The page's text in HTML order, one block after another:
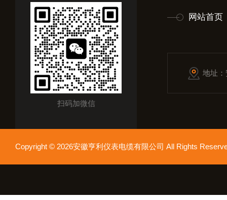
扫码加微信
网站首页
地址
Copyright © 2026安徽亨利仪表电缆有限公司 All Rights